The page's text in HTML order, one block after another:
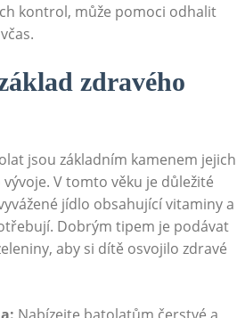
kontrol, může pomoci odhalit
zdravého
jsou základním kamenem jejich
V tomto věku je důležité
jídlo obsahující vitaminy a
Dobrým tipem je podávat
aby si dítě osvojilo zdravé